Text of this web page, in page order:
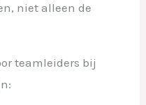
niet alleen de
teamleiders bij